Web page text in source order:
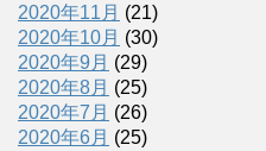
2020年11月 (21)
2020年10月 (30)
2020年9月 (29)
2020年8月 (25)
2020年7月 (26)
2020年6月 (25)